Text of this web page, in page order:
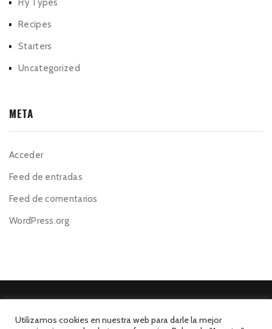
Fry Types
Recipes
Starters
Uncategorized
META
Acceder
Feed de entradas
Feed de comentarios
WordPress.org
Utilizamos cookies en nuestra web para darle la mejor